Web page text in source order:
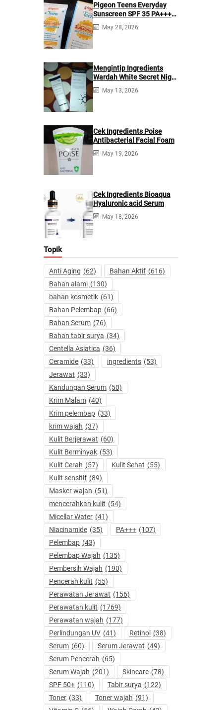
Pigeon Teens Everyday
Sunscreen SPF 35 PA+++
Ingredients
May 28, 2026
Mengintip Ingredients
Wardah White Secret Night
Cream
May 13, 2026
Cek Ingredients Poise
Antibacterial Facial Foam
May 19, 2026
Cek Ingredients Bioaqua
Hyaluronic acid Serum
May 18, 2026
Topik
Anti Aging (62) Bahan Aktif (616)
Bahan alami (130)
bahan kosmetik (61)
Bahan Pelembap (66)
Bahan Serum (76)
Bahan tabir surya (34)
Centella Asiatica (36)
Ceramide (33) ingredients (53)
Jerawat (33)
Kandungan Serum (50)
Krim Malam (40)
Krim pelembap (33)
krim wajah (37)
Kulit Berjerawat (60)
Kulit Berminyak (53)
Kulit Cerah (57) Kulit Sehat (55)
Kulit sensitif (89)
Masker wajah (51)
mencerahkan kulit (54)
Micellar Water (41)
Niacinamide (35) PA+++ (107)
Pelembap (43)
Pelembap Wajah (135)
Pembersih Wajah (190)
Pencerah kulit (55)
Perawatan Jerawat (156)
Perawatan kulit (1769)
Perawatan wajah (177)
Perlindungan UV (41) Retinol (38)
Serum (60) Serum Jerawat (49)
Serum Pencerah (65)
Serum Wajah (201) Skincare (78)
SPF 50+ (110) Tabir surya (122)
Toner (33) Toner wajah (91)